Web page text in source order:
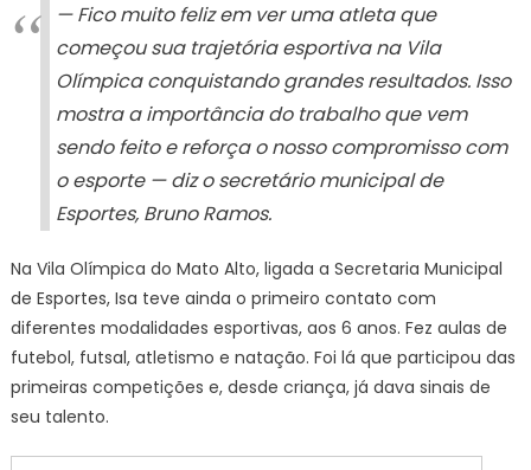
Brasil
da
de
— Fico muito feliz em ver uma atleta que
começou sua trajetória esportiva na Vila
Olímpica conquistando grandes resultados. Isso
mostra a importância do trabalho que vem
sendo feito e reforça o nosso compromisso com
o esporte — diz o secretário municipal de
Esportes, Bruno Ramos.
Na Vila Olímpica do Mato Alto, ligada a Secretaria Municipal
de Esportes, Isa teve ainda o primeiro contato com
diferentes modalidades esportivas, aos 6 anos. Fez aulas de
futebol, futsal, atletismo e natação. Foi lá que participou das
primeiras competições e, desde criança, já dava sinais de
seu talento.